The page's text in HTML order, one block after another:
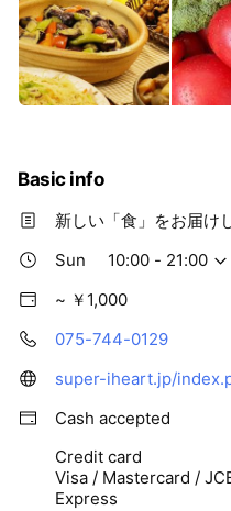
Basic info
新しい「食」をお届け
Sun
10:00 - 21:00
~ ￥1,000
075-744-0129
super-iheart.jp/
Cash accepted
Credit card
Visa / Mastercard /
Express